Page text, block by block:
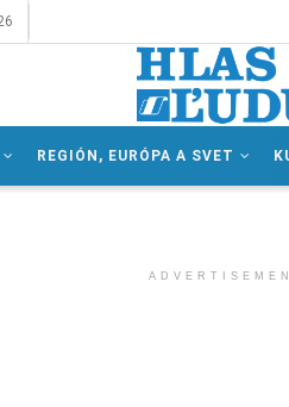
REGIÓN, EURÓPA A SVET